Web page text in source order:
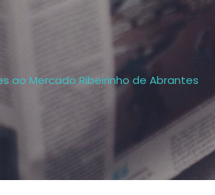
ao Mercado Ribeirinho de Abrantes